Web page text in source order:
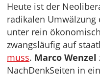
Heute ist der
radikalen
unter rein
zwangsläufig auf
muss. Marco Wenzel
NachDenkSeiten in